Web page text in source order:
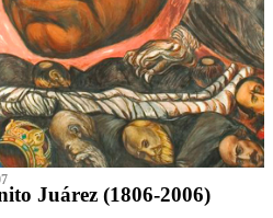
Juárez (1806-2006)